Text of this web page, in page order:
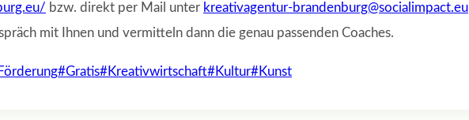
bzw. direkt per Mail unter kreativagentur-brandenburg@socialimpact.eu
mit Ihnen und vermitteln dann die genau passenden Coaches.
Förderung#Gratis#Kreativwirtschaft#Kultur#Kunst